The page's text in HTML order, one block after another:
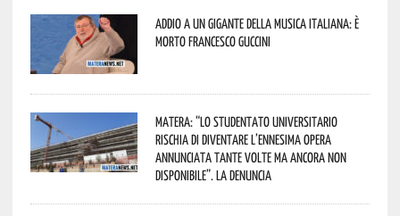
Addio a un gigante della musica italiana: è
morto Francesco Guccini
Matera: “Lo studentato universitario
rischia di diventare l’ennesima opera
annunciata tante volte ma ancora non
disponibile”. La denuncia